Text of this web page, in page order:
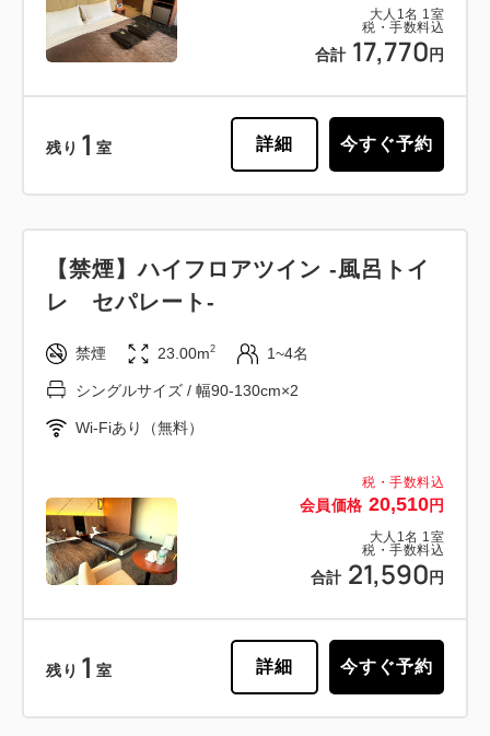
大人 1名 1室
税・手数料込
合計 17,770 円
残り 1 室 詳細 今すぐ予約
税・手数料込
会員価格 20,510円
大人 1名 1室
税・手数料込
合計 21,590 円
【禁煙】ハイフロアツイン -風呂トイ
レ セパレート-
禁煙 23.00m2 1~4名
シングルサイズ / 幅90-130cm×2
Wi-Fiあり（無料）
残り 1 室 詳細 今すぐ予約